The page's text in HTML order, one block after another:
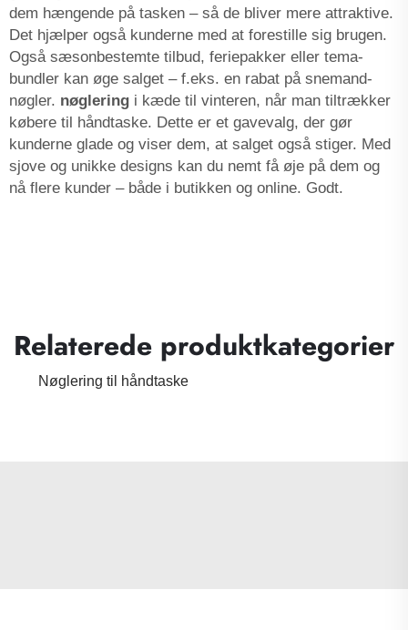
dem hængende på tasken – så de bliver mere attraktive.
Det hjælper også kunderne med at forestille sig brugen.
Også sæsonbestemte tilbud, feriepakker eller tema-
bundler kan øge salget – f.eks. en rabat på snemand-
nøgler. nøglering i kæde til vinteren, når man tiltrækker
købere til håndtaske. Dette er et gavevalg, der gør
kunderne glade og viser dem, at salget også stiger. Med
sjove og unikke designs kan du nemt få øje på dem og
nå flere kunder – både i butikken og online. Godt.
Relaterede produktkategorier
Nøglering til håndtaske